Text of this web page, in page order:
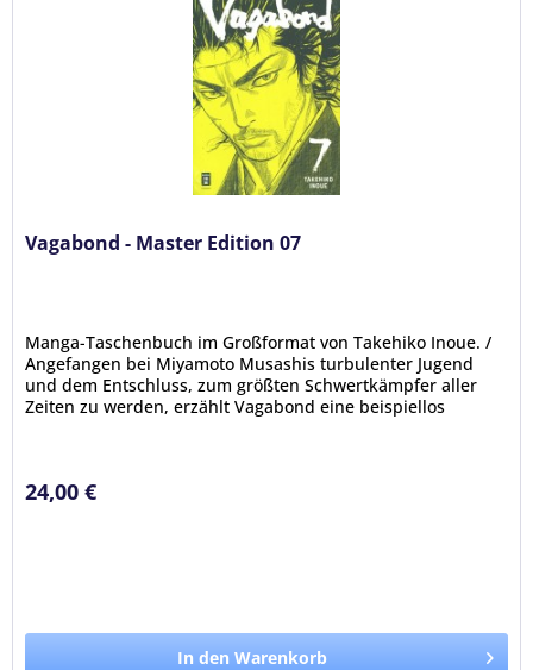
Vagabond - Master Edition 07
Manga-Taschenbuch im Großformat von Takehiko Inoue. /
Angefangen bei Miyamoto Musashis turbulenter Jugend
und dem Entschluss, zum größten Schwertkämpfer aller
Zeiten zu werden, erzählt Vagabond eine beispiellos
24,00 €
In den Warenkorb